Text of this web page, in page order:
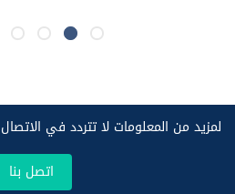
لمزيد من المعلومات لا تتردد في
اتصل بنا